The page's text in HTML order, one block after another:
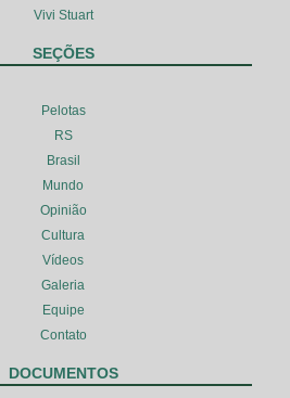
Vivi Stuart
SEÇÕES
Pelotas
RS
Brasil
Mundo
Opinião
Cultura
Vídeos
Galeria
Equipe
Contato
DOCUMENTOS